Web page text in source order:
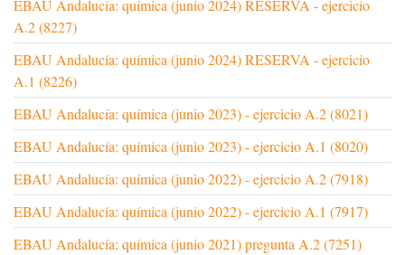
EBAU Andalucía: química (junio 2024) RESERVA - ejercicio
A.2 (8227)
EBAU Andalucía: química (junio 2024) RESERVA - ejercicio
A.1 (8226)
EBAU Andalucía: química (junio 2023) - ejercicio A.2 (8021)
EBAU Andalucía: química (junio 2023) - ejercicio A.1 (8020)
EBAU Andalucía: química (junio 2022) - ejercicio A.2 (7918)
EBAU Andalucía: química (junio 2022) - ejercicio A.1 (7917)
EBAU Andalucía: química (junio 2021) pregunta A.2 (7251)